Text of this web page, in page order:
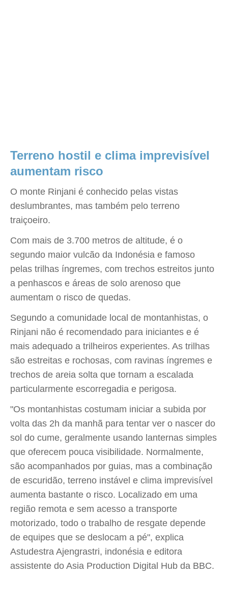
Terreno hostil e clima imprevisível
aumentam risco
O monte Rinjani é conhecido pelas vistas
deslumbrantes, mas também pelo terreno
traiçoeiro.
Com mais de 3.700 metros de altitude, é o
segundo maior vulcão da Indonésia e famoso
pelas trilhas íngremes, com trechos estreitos junto
a penhascos e áreas de solo arenoso que
aumentam o risco de quedas.
Segundo a comunidade local de montanhistas, o
Rinjani não é recomendado para iniciantes e é
mais adequado a trilheiros experientes. As trilhas
são estreitas e rochosas, com ravinas íngremes e
trechos de areia solta que tornam a escalada
particularmente escorregadia e perigosa.
"Os montanhistas costumam iniciar a subida por
volta das 2h da manhã para tentar ver o nascer do
sol do cume, geralmente usando lanternas simples
que oferecem pouca visibilidade. Normalmente,
são acompanhados por guias, mas a combinação
de escuridão, terreno instável e clima imprevisível
aumenta bastante o risco. Localizado em uma
região remota e sem acesso a transporte
motorizado, todo o trabalho de resgate depende
de equipes que se deslocam a pé", explica
Astudestra Ajengrastri, indonésia e editora
assistente do Asia Production Digital Hub da BBC.